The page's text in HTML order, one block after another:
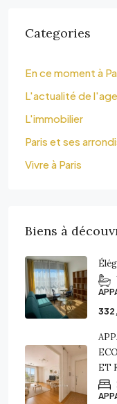
Categories
En ce moment à
L'actualité de
L'immobilier
Paris et ses
Vivre à Paris
Biens à
ET